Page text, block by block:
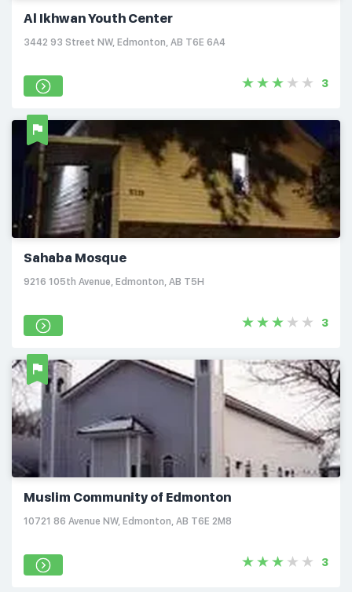
Al Ikhwan Youth Center
3442 93 Street NW, Edmonton, AB T6E 6A4
3
Sahaba Mosque
9216 105th Avenue, Edmonton, AB T5H
3
Muslim Community of Edmonton
10721 86 Avenue NW, Edmonton, AB T6E 2M8
3